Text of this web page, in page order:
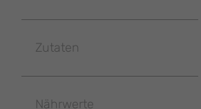
Zutaten
Nährwerte